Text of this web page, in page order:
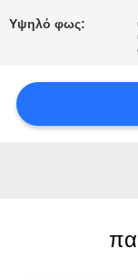
ΕΙΔΉΣΕΙΣ
ΖΗΤΉΣΤΕ
ΜΙΑ
Υψηλό φως: